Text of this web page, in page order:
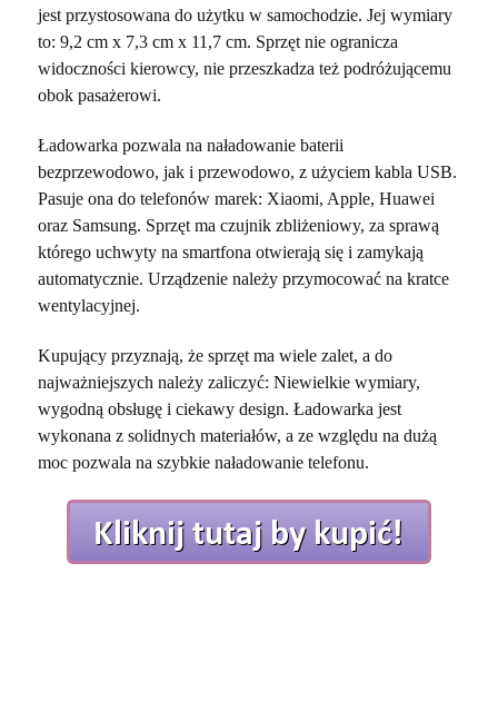
jest przystosowana do użytku w samochodzie. Jej wymiary
to: 9,2 cm x 7,3 cm x 11,7 cm. Sprzęt nie ogranicza
widoczności kierowcy, nie przeszkadza też podróżującemu
obok pasażerowi.
Ładowarka pozwala na naładowanie baterii
bezprzewodowo, jak i przewodowo, z użyciem kabla USB.
Pasuje ona do telefonów marek: Xiaomi, Apple, Huawei
oraz Samsung. Sprzęt ma czujnik zbliżeniowy, za sprawą
którego uchwyty na smartfona otwierają się i zamykają
automatycznie. Urządzenie należy przymocować na kratce
wentylacyjnej.
Kupujący przyznają, że sprzęt ma wiele zalet, a do
najważniejszych należy zaliczyć: Niewielkie wymiary,
wygodną obsługę i ciekawy design. Ładowarka jest
wykonana z solidnych materiałów, a ze względu na dużą
moc pozwala na szybkie naładowanie telefonu.